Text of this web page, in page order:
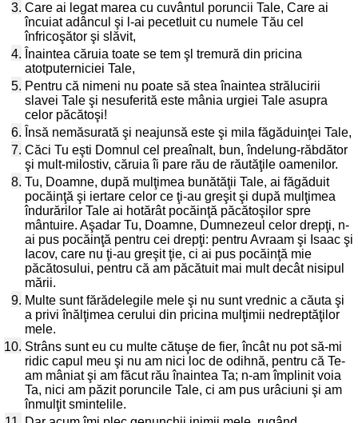
3. Care ai legat marea cu cuvântul poruncii Tale, Care ai
încuiat adâncul şi l-ai pecetluit cu numele Tău cel
înfricoşător şi slăvit,
4. Înaintea căruia toate se tem şl tremură din pricina
atotputerniciei Tale,
5. Pentru că nimeni nu poate să stea înaintea strălucirii
slavei Tale şi nesuferită este mânia urgiei Tale asupra
celor păcătoşi!
6. Însă nemăsurată şi neajunsă este şi mila făgăduinţei Tale,
7. Căci Tu eşti Domnul cel preaînalt, bun, îndelung-răbdător
şi mult-milostiv, căruia îi pare rău de răutăţile oamenilor.
8. Tu, Doamne, după mulţimea bunătăţii Tale, ai făgăduit
pocăinţă şi iertare celor ce ţi-au greşit şi după mulţimea
îndurărilor Tale ai hotărât pocăinţă păcătoşilor spre
mântuire. Aşadar Tu, Doamne, Dumnezeul celor drepţi, n-
ai pus pocăinţă pentru cei drepţi: pentru Avraam şi Isaac şi
Iacov, care nu ţi-au greşit ţie, ci ai pus pocăinţă mie
păcătosului, pentru că am păcătuit mai mult decât nisipul
mării.
9. Multe sunt fărădelegile mele şi nu sunt vrednic a căuta şi
a privi înălţimea cerului din pricina mulţimii nedreptăţilor
mele.
10. Strâns sunt eu cu multe cătuşe de fier, încât nu pot să-mi
ridic capul meu şi nu am nici loc de odihnă, pentru că Te-
am mâniat şi am făcut rău înaintea Ta; n-am împlinit voia
Ta, nici am păzit poruncile Tale, ci am pus urâciuni şi am
înmulţit smintelile.